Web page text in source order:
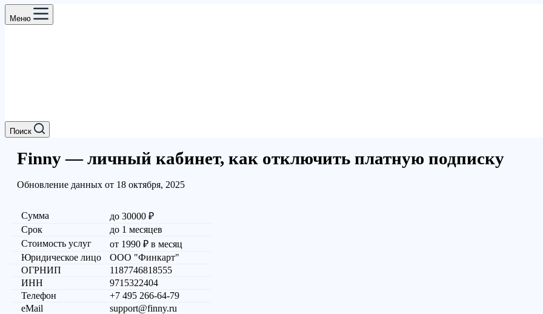
Меню
Поиск
Finny — личный кабинет, как отключить платную подписку
Обновление данных от 18 октября, 2025
Сумма
до 30000 ₽
Срок
до 1 месяцев
Стоимость услуг
от 1990 ₽ в месяц
Юридическое лицо
ООО "Финкарт"
ОГРНИП
1187746818555
ИНН
9715322404
Телефон
+7 495 266-64-79
eMail
support@finny.ru